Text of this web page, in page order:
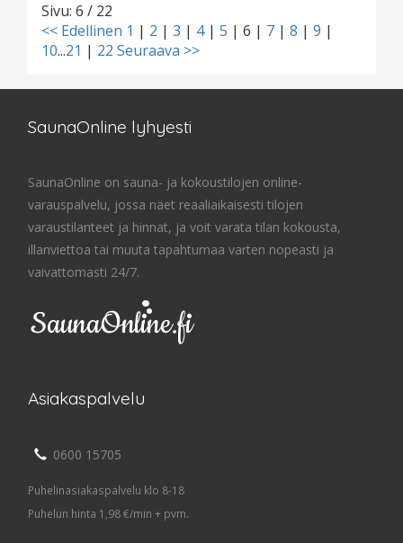
Sivu: 6 / 22
<< Edellinen 1 | 2 | 3 | 4| 5 | 6 | 7 | 8 | 9 |
10...21 | 22 Seuraava >>
SaunaOnline lyhyesti
SaunaOnline on sauna- ja kokoustilojen online-
varauspalvelu, jossa näet reaaliaikaisesti tilojen
varaustilanteet ja hinnat, ja voit varata tilan kokousta,
illanviettoa tai muuta tapahtumaa varten nopeasti ja
vaivattomasti 24/7.
Asiakaspalvelu
0600 15705
Puhelinasiakaspalvelu klo 8-18
Puhelun hinta 1,98 €/min + pvm.